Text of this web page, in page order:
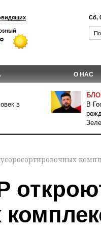
Сб,
О НАС
в
В